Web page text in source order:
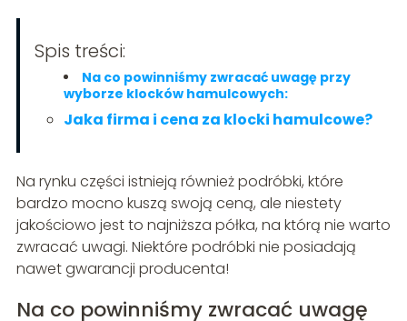
Spis treści:
Na co powinniśmy zwracać uwagę przy
wyborze klocków hamulcowych:
Jaka firma i cena za klocki hamulcowe?
Na rynku części istnieją również podróbki, które
bardzo mocno kuszą swoją ceną, ale niestety
jakościowo jest to najniższa półka, na którą nie warto
zwracać uwagi. Niektóre podróbki nie posiadają
nawet gwarancji producenta!
Na co powinniśmy zwracać uwagę